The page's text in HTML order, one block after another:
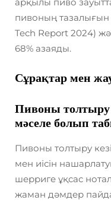
пивоның тазалығын
Tech Report 2024)
68% азаяды.
Сұрақтар мен
Пивоны толтыру
мәселе болып
Пивоны толтыру
мен иісін
шерриге ұқсас
жаман дәмдер